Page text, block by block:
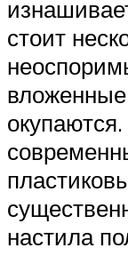
стоит
вложенные
настила